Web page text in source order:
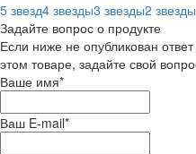
5 звезд4 звезды3 звезды2 звезды
Задайте вопрос о продукте
Если ниже не опубликован
этом товаре, задайте свой
Ваше имя*
Ваш E-mail*